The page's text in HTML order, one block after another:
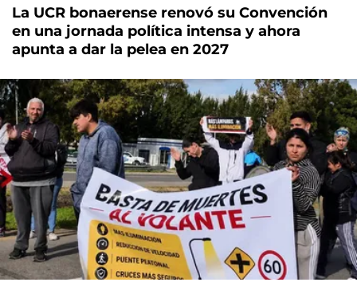
La UCR bonaerense renovó su Convención
en una jornada política intensa y ahora
apunta a dar la pelea en 2027